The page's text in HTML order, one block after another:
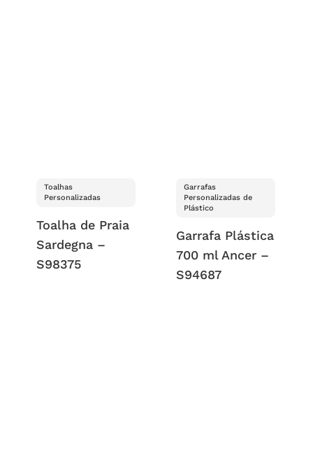
Toalhas
Personalizadas
Toalha de Praia
Sardegna –
S98375
Garrafas
Personalizadas de
Plástico
Garrafa Plástica
700 ml Ancer –
S94687